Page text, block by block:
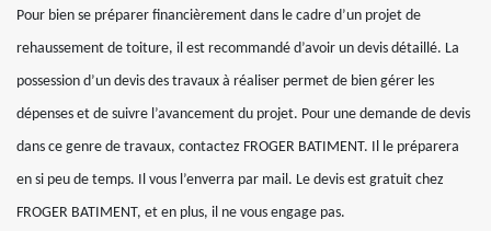
Pour bien se préparer financièrement dans le cadre d’un projet de
rehaussement de toiture, il est recommandé d’avoir un devis détaillé. La
possession d’un devis des travaux à réaliser permet de bien gérer les
dépenses et de suivre l’avancement du projet. Pour une demande de devis
dans ce genre de travaux, contactez FROGER BATIMENT. Il le préparera
en si peu de temps. Il vous l’enverra par mail. Le devis est gratuit chez
FROGER BATIMENT, et en plus, il ne vous engage pas.